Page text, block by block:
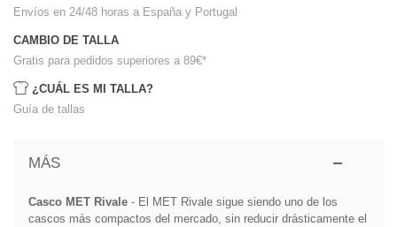
Envíos en 24/48 horas a España y Portugal
CAMBIO DE TALLA
Gratis para pedidos superiores a 89€*
¿CUÁL ES MI TALLA?
Guía de tallas
MÁS
Casco MET Rivale- El MET Rivale sigue siendo uno de los
cascos más compactos del mercado, sin reducir drásticamente el